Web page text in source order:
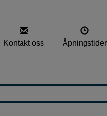
Kontakt oss Åpningstider